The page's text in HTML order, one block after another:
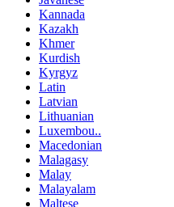
Kannada
Kazakh
Khmer
Kurdish
Kyrgyz
Latin
Latvian
Lithuanian
Luxembou..
Macedonian
Malagasy
Malay
Malayalam
Maltese